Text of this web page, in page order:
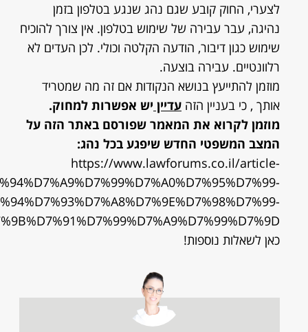
לצערי, החוק קובע שגם נהג שנגע בטלפון בזמן
נהיגה, עבר עבירה של שימוש בטלפון. אין צורך להוכיח
שימוש כגון דיבור, הודעה הקלטה וכולי. לכן העדים לא
רלוונטיים. עבירה בוצעה.
מוזמן להתייעץ בנושא הנקודות אם זה מה שמטריד
אותך , כי בעניין הזה עדיין יש אפשרות למחוק.
מוזמן לקרוא את המאמר שפורסם באתר הזה על
המצב המשפטי החדש שיפגע בכל נהג:
https://www.lawforums.co.il/article-
כאן לשאלות נוספות!